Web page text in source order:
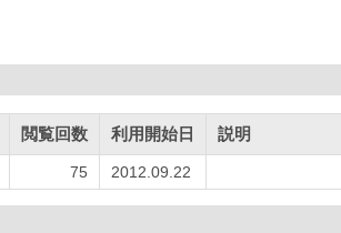
閲覧回数 利用開始日 説明
75 2012.09.22